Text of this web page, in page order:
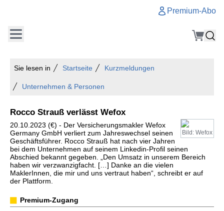
Premium-Abo
Sie lesen in Startseite Kurzmeldungen
Unternehmen & Personen
Rocco Strauß verlässt Wefox
Bild: Wefox
20.10.2023 (€) - Der Versicherungsmakler Wefox
Germany GmbH verliert zum Jahreswechsel seinen
Geschäftsführer. Rocco Strauß hat nach vier Jahren
bei dem Unternehmen auf seinem Linkedin-Profil seinen
Abschied bekannt gegeben. „Den Umsatz in unserem Bereich
haben wir verzwanzigfacht. […] Danke an die vielen
MaklerInnen, die mir und uns vertraut haben“, schreibt er auf
der Plattform.
Premium-Zugang